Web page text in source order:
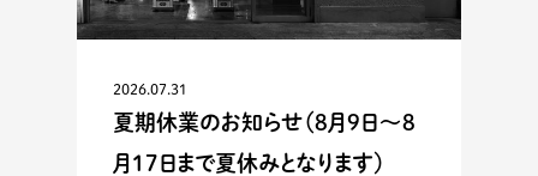
2026.07.31
夏期休業のお知らせ（8月9日〜8
月17日まで夏休みとなります）